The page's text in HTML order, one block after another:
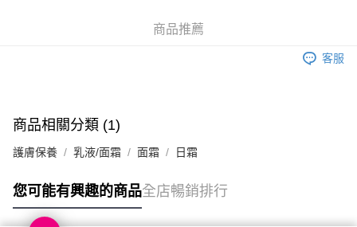
(香港門市) 只顯示可選門市。確認發貨後2-5個工作天到店，3天內
取。逾期會取消訂單，並不會安排重寄
商品推薦
客服
商品相關分類 (1)
護膚保養 乳液/面霜 面霜 日霜
您可能有興趣的商品全店暢銷排行